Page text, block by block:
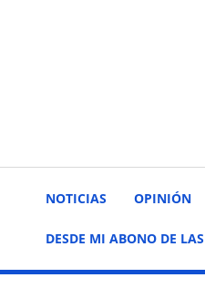
NOTICIAS OPINIÓN
DESDE MI ABONO DE